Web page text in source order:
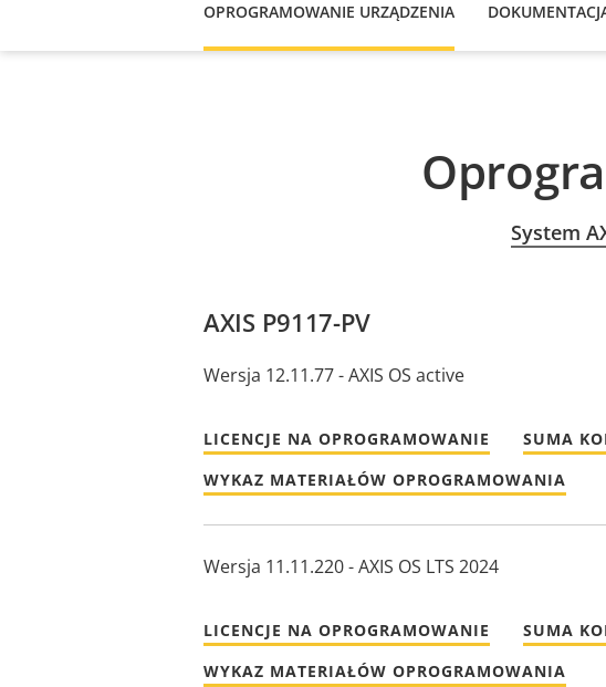
OPROGRAMOWANIE URZĄDZENIA
System
AXIS P9117-PV
Wersja 12.11.77 - AXIS OS active
LICENCJE NA OPROGRAMOWANIE
SUMA
WYKAZ MATERIAŁÓW OPROGRAMOWANIA
Wersja 11.11.220 - AXIS OS LTS 2024
LICENCJE NA OPROGRAMOWANIE
SUMA
WYKAZ MATERIAŁÓW OPROGRAMOWANIA